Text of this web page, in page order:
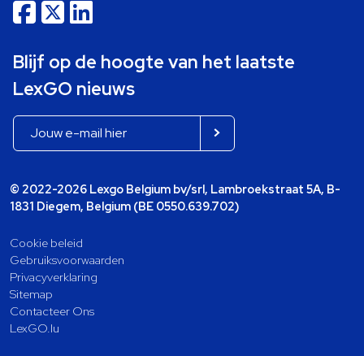
Blijf op de hoogte van het laatste
LexGO nieuws
© 2022-2026 Lexgo Belgium bv/srl, Lambroekstraat 5A, B-
1831 Diegem, Belgium (BE 0550.639.702)
Cookie beleid
Gebruiksvoorwaarden
Privacyverklaring
Sitemap
Contacteer Ons
LexGO.lu